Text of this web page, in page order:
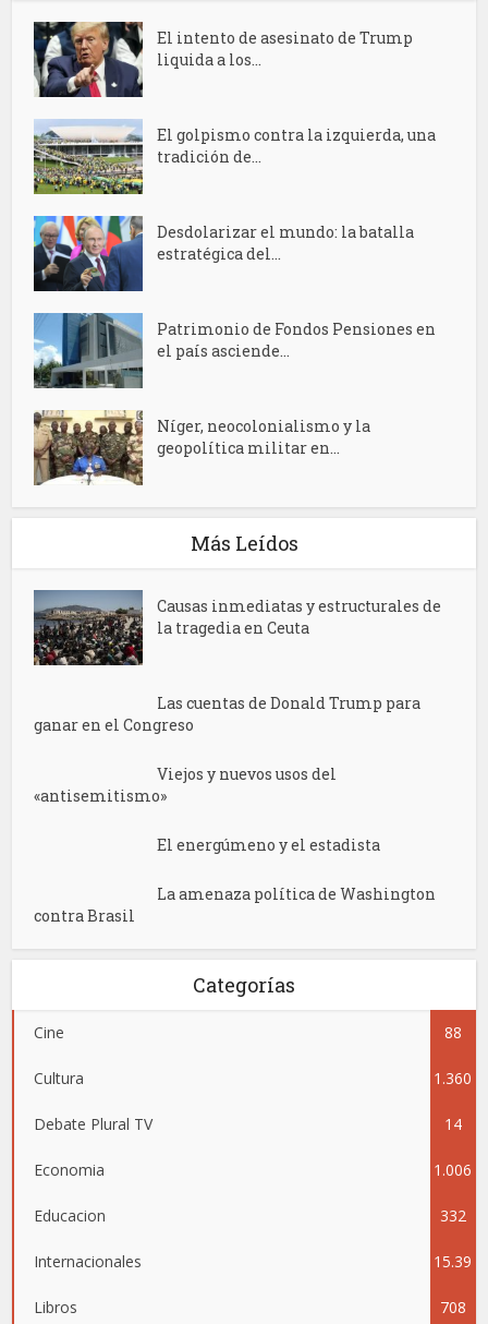
El intento de asesinato de Trump
liquida a los...
El golpismo contra la izquierda, una
tradición de...
Desdolarizar el mundo: la batalla
estratégica del...
Patrimonio de Fondos Pensiones en
el país asciende...
Níger, neocolonialismo y la
geopolítica militar en...
Más Leídos
Causas inmediatas y estructurales de
la tragedia en Ceuta
Las cuentas de Donald Trump para
ganar en el Congreso
Viejos y nuevos usos del
«antisemitismo»
El energúmeno y el estadista
La amenaza política de Washington
contra Brasil
Categorías
Cine 88
Cultura 1.360
Debate Plural TV 14
Economia 1.006
Educacion 332
Internacionales 15.39
5
Libros 708